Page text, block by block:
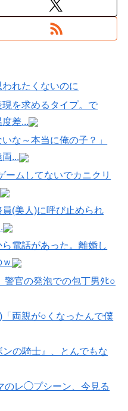
れたくないのに
を求めるタイプ。で
差...
な～本当に俺の子？」
...
ームしてないでカニクリ
(美人)に呼び止められ
電話があった。離婚し
警官の発泡での包丁男ﾀﾋ○
「両親が○くなったんで僕
ンの騎士』、とんでもな
のレ◯プシーン、今見る